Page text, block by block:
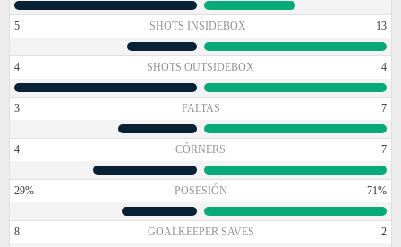
5 SHOTS INSIDEBOX 13
4 SHOTS OUTSIDEBOX 4
3 FALTAS 7
4 CÓRNERS 7
29% POSESIÓN 71%
8 GOALKEEPER SAVES 2